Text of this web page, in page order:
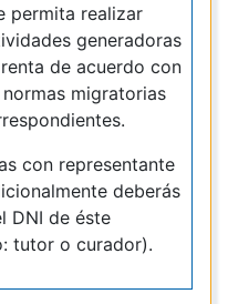
permita realizar
generadoras
de acuerdo con
normas migratorias
con representante
deberás
DNI de éste
tutor o curador).